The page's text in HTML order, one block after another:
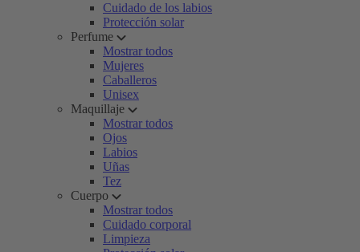
Cuidado de los labios
Protección solar
Perfume
Mostrar todos
Mujeres
Caballeros
Unisex
Maquillaje
Mostrar todos
Ojos
Labios
Uñas
Tez
Cuerpo
Mostrar todos
Cuidado corporal
Limpieza